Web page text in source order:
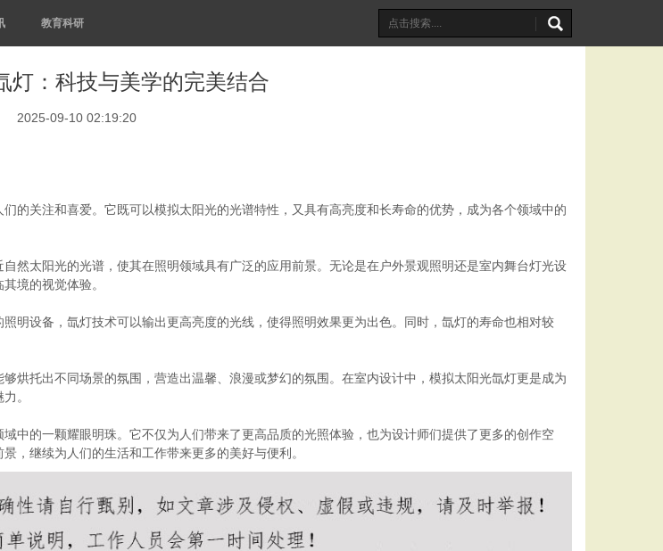
教育科研
灯：科技与美学的完美结合
2025-09-10 02:19:20
的关注和喜爱。它既可以模拟太阳光的光谱特性，又具有高亮度和长寿命的优势，成为各个领域中的
然太阳光的光谱，使其在照明领域具有广泛的应用前景。无论是在户外景观照明还是室内舞台灯光设
境的视觉体验。
明设备，氙灯技术可以输出更高亮度的光线，使得照明效果更为出色。同时，氙灯的寿命也相对较
烘托出不同场景的氛围，营造出温馨、浪漫或梦幻的氛围。在室内设计中，模拟太阳光氙灯更是成为
。
中的一颗耀眼明珠。它不仅为人们带来了更高品质的光照体验，也为设计师们提供了更多的创作空
，继续为人们的生活和工作带来更多的美好与便利。